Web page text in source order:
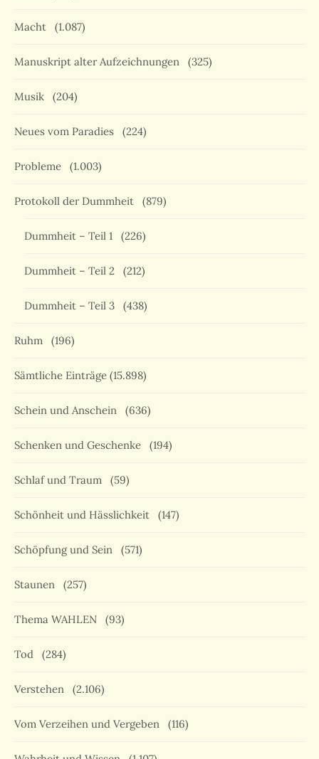
Macht (1.087)
Manuskript alter Aufzeichnungen (325)
Musik (204)
Neues vom Paradies (224)
Probleme (1.003)
Protokoll der Dummheit (879)
Dummheit – Teil 1 (226)
Dummheit – Teil 2 (212)
Dummheit – Teil 3 (438)
Ruhm (196)
Sämtliche Einträge (15.898)
Schein und Anschein (636)
Schenken und Geschenke (194)
Schlaf und Traum (59)
Schönheit und Hässlichkeit (147)
Schöpfung und Sein (571)
Staunen (257)
Thema WAHLEN (93)
Tod (284)
Verstehen (2.106)
Vom Verzeihen und Vergeben (116)